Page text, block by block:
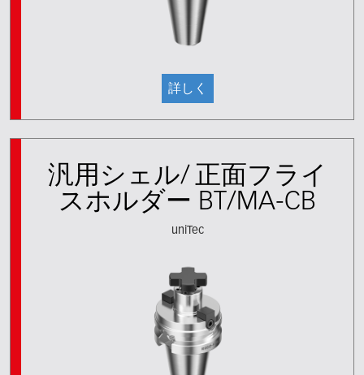
詳しく
汎用シェル/ 正面フライ
スホルダー BT/MA-CB
uniTec